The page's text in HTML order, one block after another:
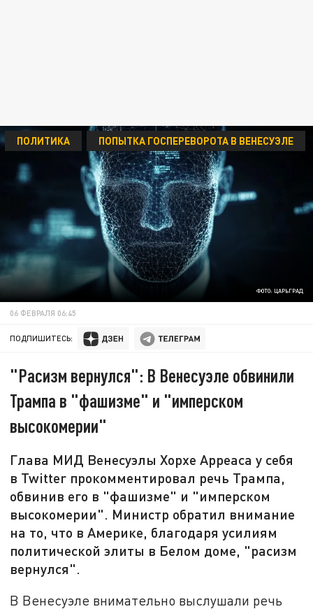
ФОТО: ЦАРЬГРАД
ПОЛИТИКА ПОПЫТКА ГОСПЕРЕВОРОТА В ВЕНЕСУЭЛЕ
06 ФЕВРАЛЯ 06:45
ПОДПИШИТЕСЬ:
"Расизм вернулся": В Венесуэле обвинили
Трампа в "фашизме" и "имперском
высокомерии"
Глава МИД Венесуэлы Хорхе Арреаса у себя
в Twitter прокомментировал речь Трампа,
обвинив его в "фашизме" и "имперском
высокомерии". Министр обратил внимание
на то, что в Америке, благодаря усилиям
политической элиты в Белом доме, "расизм
вернулся".
В Венесуэле внимательно выслушали речь